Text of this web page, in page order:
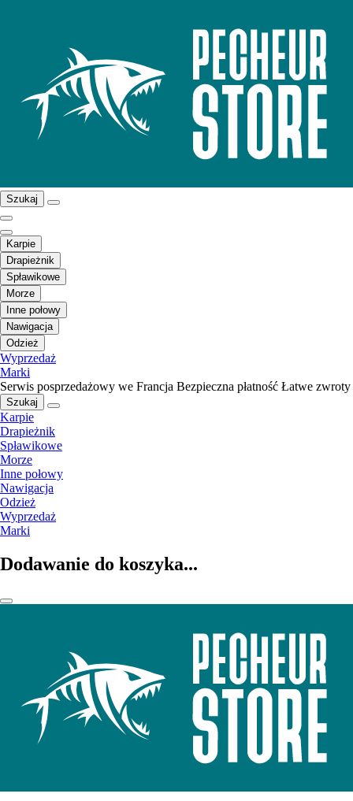
Szukaj
Karpie
Drapieżnik
Spławikowe
Morze
Inne połowy
Nawigacja
Odzież
Wyprzedaż
Marki
Serwis posprzedażowy we Francja Bezpieczna płatność Łatwe zwroty
Szukaj
Karpie
Drapieżnik
Spławikowe
Morze
Inne połowy
Nawigacja
Odzież
Wyprzedaż
Marki
Dodawanie do koszyka...